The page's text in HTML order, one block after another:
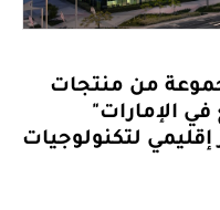
من منتجات
الإمارات"
لتكنولوجيات